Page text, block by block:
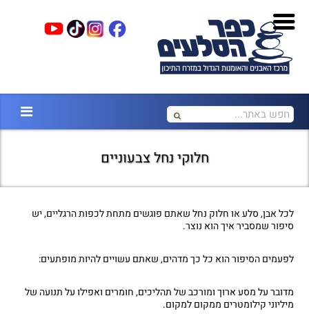
חלוקי נחל צבעוניים
לכל אבן, סלע או חלוק נחל שאתם פוגשים מתחת לכפות הרגליים, יש
סיפור שמסביר איך הוא נוצר.
לפעמים הסיפור הוא כל כך מדהים, שאתם עשויים להיות מופתעים:
מדובר על מסע ארוך ומורכב של תהליכים, חומרים ואפילו על תנועה של
מיליוני קילומטרים ממקום למקום.